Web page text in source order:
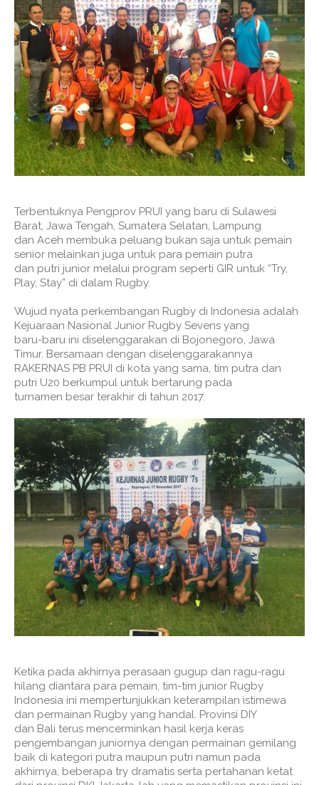
Terbentuknya Pengprov PRUI yang baru di Sulawesi
Barat, Jawa Tengah, Sumatera Selatan, Lampung
dan Aceh membuka peluang bukan saja untuk pemain
senior melainkan juga untuk para pemain putra
dan putri junior melalui program seperti GIR untuk “Try,
Play, Stay” di dalam Rugby.
Wujud nyata perkembangan Rugby di Indonesia adalah
Kejuaraan Nasional Junior Rugby Sevens yang
baru-baru ini diselenggarakan di Bojonegoro, Jawa
Timur. Bersamaan dengan diselenggarakannya
RAKERNAS PB PRUI di kota yang sama, tim putra dan
putri U20 berkumpul untuk bertarung pada
turnamen besar terakhir di tahun 2017.
Ketika pada akhirnya perasaan gugup dan ragu-ragu
hilang diantara para pemain, tim-tim junior Rugby
Indonesia ini mempertunjukkan keterampilan istimewa
dan permainan Rugby yang handal. Provinsi DIY
dan Bali terus mencerminkan hasil kerja keras
pengembangan juniornya dengan permainan gemilang
baik di kategori putra maupun putri namun pada
akhirnya, beberapa try dramatis serta pertahanan ketat